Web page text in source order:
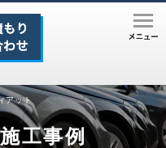
アット
工事例